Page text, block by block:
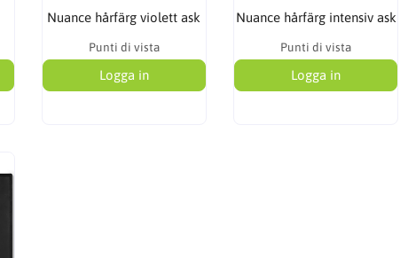
Nuance hårfärg violett ask
Punti di vista
Logga in
Nuance hårfärg intensiv ask
Punti di vista
Logga in